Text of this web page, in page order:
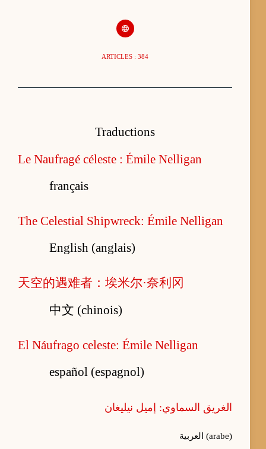
ARTICLES : 384
Traductions
Le Naufragé céleste : Émile Nelligan
français
The Celestial Shipwreck: Émile Nelligan
English (anglais)
天空的遇难者：埃米尔·奈利冈
中文 (chinois)
El Náufrago celeste: Émile Nelligan
español (espagnol)
الغريق السماوي: إميل نيليغان
العربية (arabe)